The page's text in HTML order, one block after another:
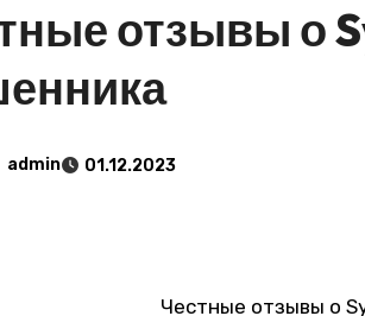
отзывы о
admin 01.12.2023